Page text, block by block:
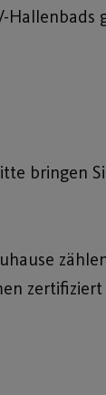
bringen
zertifiziert